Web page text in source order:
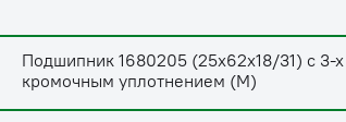
Подшипник 1680205 (25х62х18/31) с 3-х
кромочным уплотнением (М)